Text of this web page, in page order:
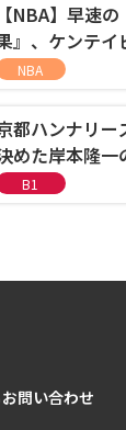
【NBA】早速
』、ケンテイ
ェル・ポープ
NBA
都ハンナリー
めた岸本隆一
というちっぽ
B1
問い合わせ